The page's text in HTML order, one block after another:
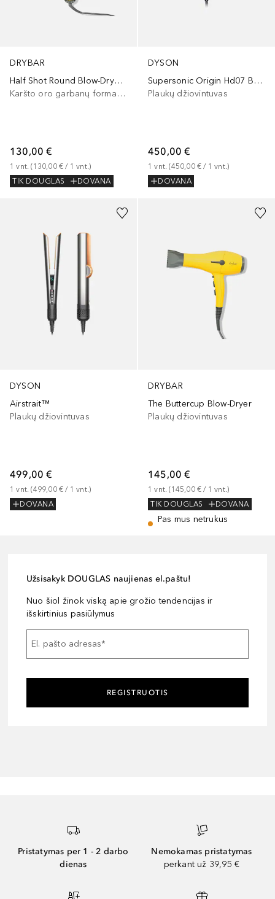
DRYBAR
Half Shot Round Blow-Dryer Brush
Karšto oro garbanų formavimo prietaisas
130,00 €
1 vnt. (130,00 € / 1 vnt.)
TIK DOUGLAS
DOVANA
DYSON
Supersonic Origin Hd07 Bk/Bk/N
Plaukų džiovintuvas
450,00 €
1 vnt. (450,00 € / 1 vnt.)
DOVANA
DYSON
Airstrait™
Plaukų džiovintuvas
499,00 €
1 vnt. (499,00 € / 1 vnt.)
DOVANA
DRYBAR
The Buttercup Blow-Dryer
Plaukų džiovintuvas
145,00 €
1 vnt. (145,00 € / 1 vnt.)
TIK DOUGLAS
DOVANA
Pas mus netrukus
Užsisakyk DOUGLAS naujienas el.paštu!
Nuo šiol žinok viską apie grožio tendencijas ir
išskirtinius pasiūlymus
El. pašto adresas*
REGISTRUOTIS
Pristatymas per 1 - 2 darbo
dienas
Nemokamas pristatymas
perkant už 39,95 €